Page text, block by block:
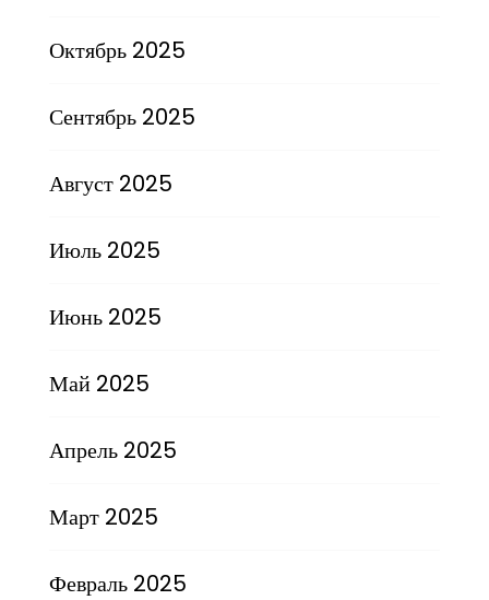
Октябрь 2025
Сентябрь 2025
Август 2025
Июль 2025
Июнь 2025
Май 2025
Апрель 2025
Март 2025
Февраль 2025